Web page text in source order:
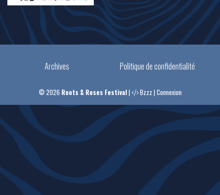
Archives Politique de confidentialité
© 2026 Roots & Roses Festival | Bzzz | Connexion